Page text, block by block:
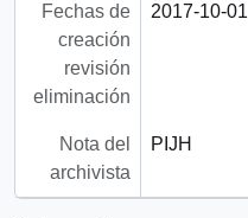
Fechas de
creación
revisión
eliminación
2017-10-01
Nota del
archivista
PIJH